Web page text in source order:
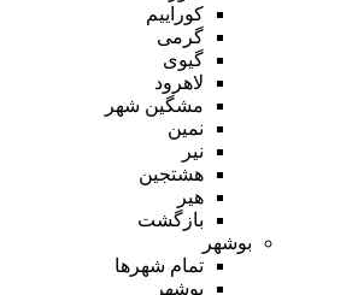
کوراییم
گرمی
گیوی
لاهرود
مشگین شهر
نمین
نیر
هشتجین
هیر
بازگشت
بوشهر
تمام شهر‌ها
بوشهر